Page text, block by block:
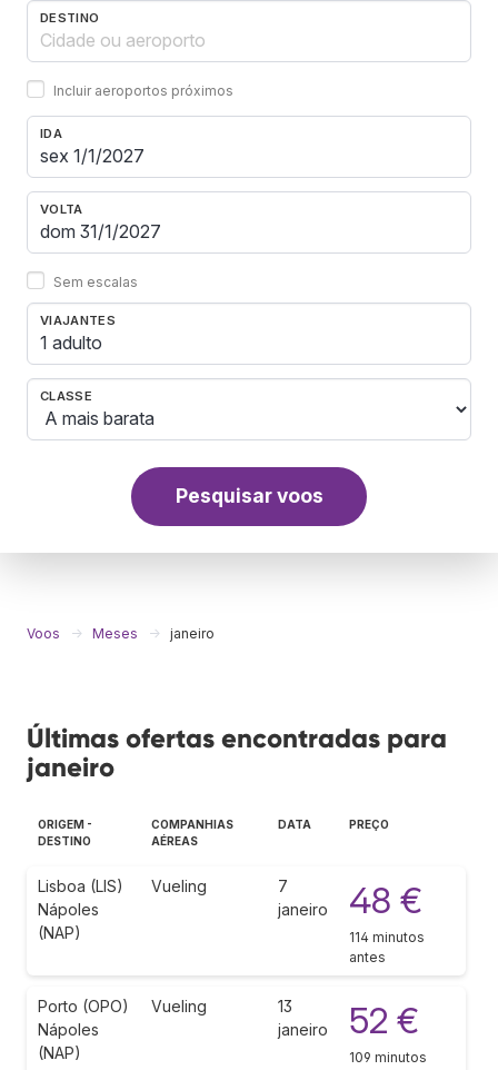
DESTINO
Incluir aeroportos próximos
IDA
VOLTA
Sem escalas
VIAJANTES
1 adulto
CLASSE
Pesquisar voos
Voos Meses janeiro
Últimas ofertas encontradas para
janeiro
ORIGEM -
DESTINO
COMPANHIAS
AÉREAS
DATA PREÇO
Lisboa (LIS)
Nápoles
(NAP)
Vueling
7
janeiro
48 €
114 minutos
antes
Porto (OPO)
Nápoles
(NAP)
Vueling
13
janeiro
52 €
109 minutos